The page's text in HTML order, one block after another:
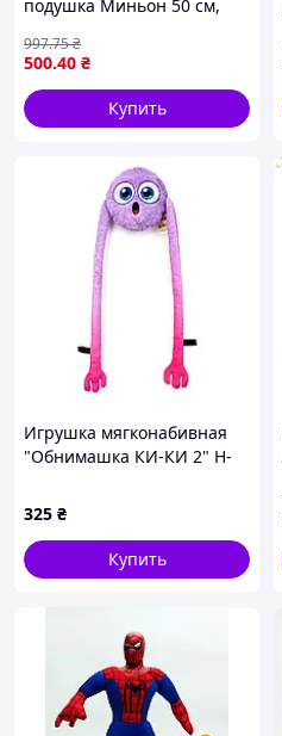
подушка Миньон 50 см,
500.40 ₴
997.75₴
Купить
Игрушка мягконабивная
"Обнимашка КИ-КИ 2" H-
325 ₴
Купить